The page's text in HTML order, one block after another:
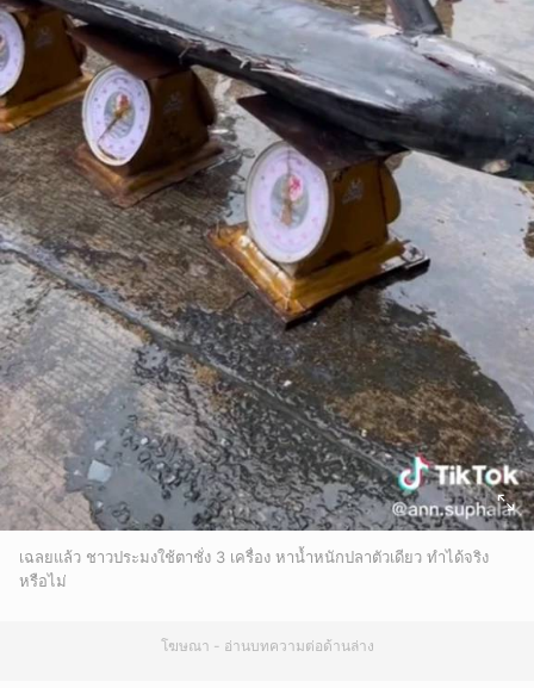
เฉลยแล้ว ชาวประมงใช้ตาชั่ง 3 เครื่อง หาน้ำหนักปลาตัวเดียว ทำได้จริง
หรือไม่
โฆษณา - อ่านบทความต่อด้านล่าง